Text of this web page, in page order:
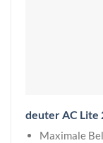
deuter AC Lite
Maximale